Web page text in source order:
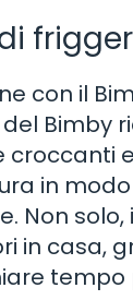
con il
del
in
Non
in casa,
tempo